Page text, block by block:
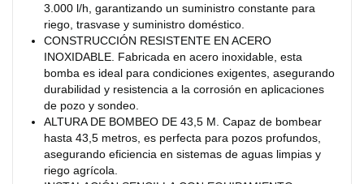
3.000 l/h, garantizando un suministro constante para
riego, trasvase y suministro doméstico.
CONSTRUCCIÓN RESISTENTE EN ACERO
INOXIDABLE. Fabricada en acero inoxidable, esta
bomba es ideal para condiciones exigentes, asegurando
durabilidad y resistencia a la corrosión en aplicaciones
de pozo y sondeo.
ALTURA DE BOMBEO DE 43,5 M. Capaz de bombear
hasta 43,5 metros, es perfecta para pozos profundos,
asegurando eficiencia en sistemas de aguas limpias y
riego agrícola.